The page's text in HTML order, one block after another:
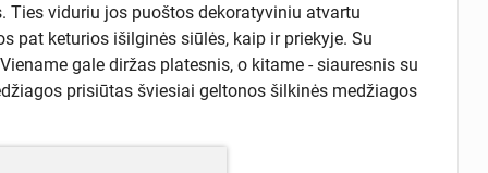
Ties viduriu jos puoštos dekoratyviniu atvartu
pat keturios išilginės siūlės, kaip ir priekyje. Su
gale diržas platesnis, o kitame - siauresnis su
prisiūtas šviesiai geltonos šilkinės medžiagos